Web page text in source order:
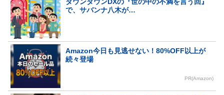
で、サバンナ八木が…
Amazon今日も見逃せない！80%OFF以上が
続々登場
PR(Amazon)